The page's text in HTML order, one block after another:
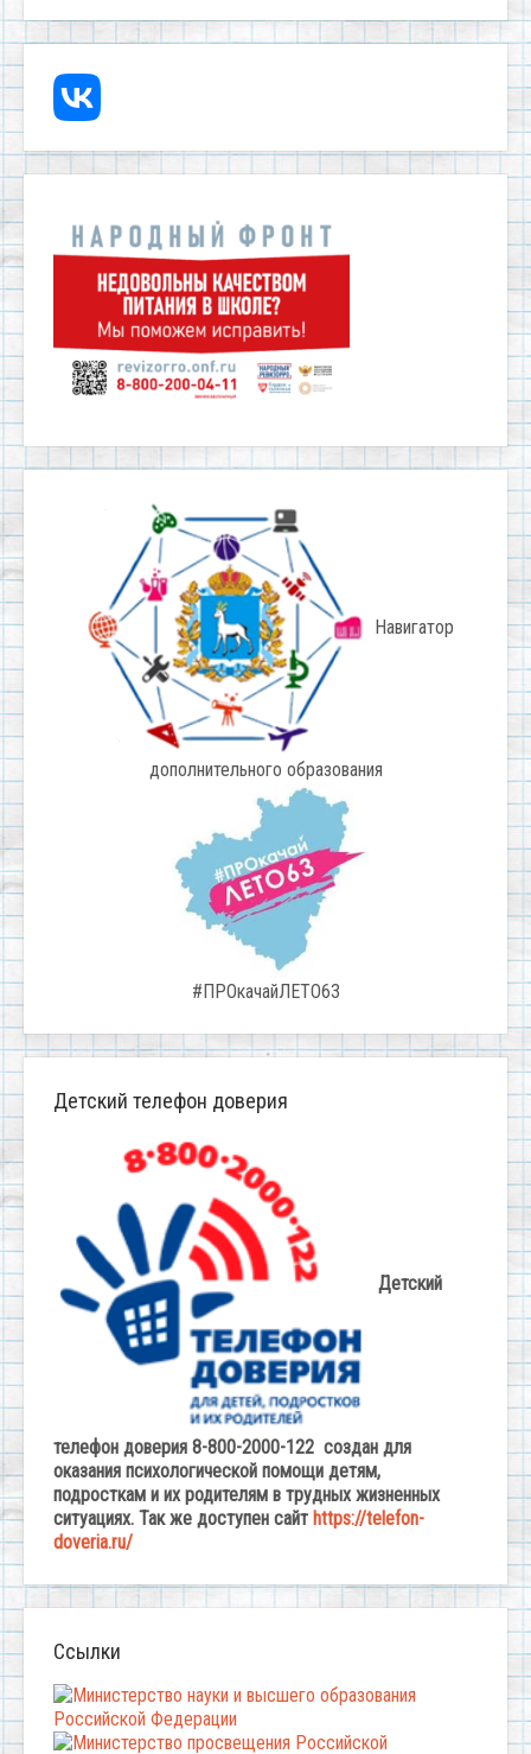
Навигатор
дополнительного образования
#ПРОкачайЛЕТО63
Детский телефон доверия
Детский
телефон доверия 8-800-2000-122 создан для
оказания психологической помощи детям,
подросткам и их родителям в трудных жизненных
ситуациях. Так же доступен сайт https://telefon-
doveria.ru/
Ссылки